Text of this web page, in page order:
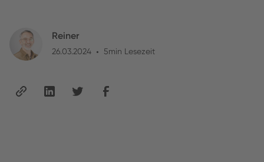
Reiner
26.03.2024 • 5min Lesezeit